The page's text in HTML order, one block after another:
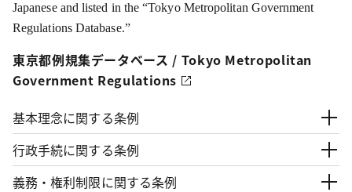
Japanese and listed in the “Tokyo Metropolitan Government
Regulations Database.”
東京都例規集データベース / Tokyo Metropolitan
Government Regulations
基本理念に関する条例
行政手続に関する条例
義務・権利制限に関する条例